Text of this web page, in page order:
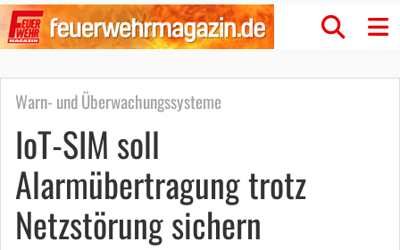
Warn- und Überwachungssysteme
IoT-SIM soll
Alarmübertragung trotz
Netzstörung sichern